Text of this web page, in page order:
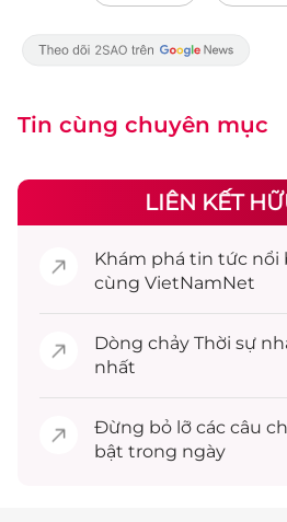
Tin cùng chuyên mục
LIÊN KẾT
Khám phá tin tức nổi
cùng VietNamNet
Dòng chảy Thời sự
nhất
Đừng bỏ lỡ các câu
bật trong ngày